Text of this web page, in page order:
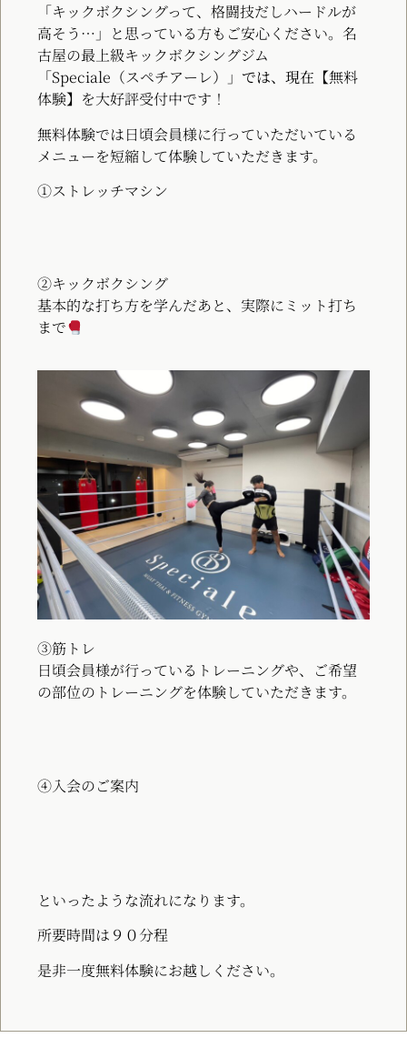
「キックボクシングって、格闘技だしハードルが
高そう…」と思っている方もご安心ください。名
古屋の最上級キックボクシングジム
「Speciale（スペチアーレ）」 では、現在 【無料
体験】を大好評受付中です！
無料体験では日頃会員様に行っていただいている
メニューを短縮して体験していただきます。
①ストレッチマシン
②キックボクシング
基本的な打ち方を学んだあと、実際にミット打ち
まで
③筋トレ
日頃会員様が行っているトレーニングや、ご希望
の部位のトレーニングを体験していただきます。
④入会のご案内
といったような流れになります。
所要時間は９０分程
是非一度無料体験にお越しください。